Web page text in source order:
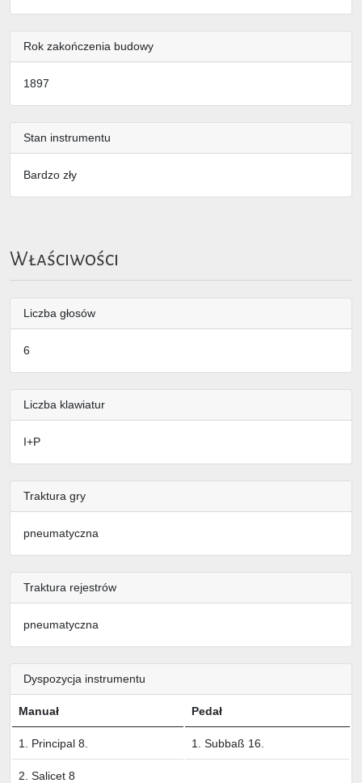
Rok zakończenia budowy
1897
Stan instrumentu
Bardzo zły
Właściwości
Liczba głosów
6
Liczba klawiatur
I+P
Traktura gry
pneumatyczna
Traktura rejestrów
pneumatyczna
Dyspozycja instrumentu
Manuał Pedał
1. Principal 8. 1. Subbaß 16.
2. Salicet 8